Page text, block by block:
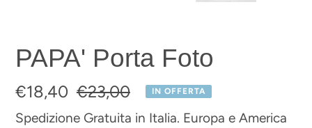
PAPA' Porta Foto
Prezzo
scontato
€18,40 Prezzo
di
€23,00 IN OFFERTA
Spedizione Gratuita in Italia. Europa e America